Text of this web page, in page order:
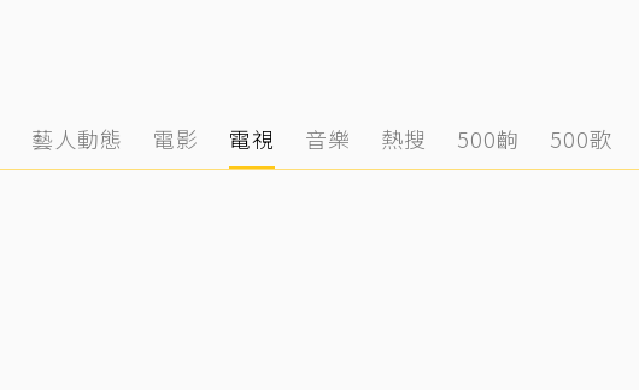
藝人動態 電影 電視 音樂 熱搜 500齣 500歌